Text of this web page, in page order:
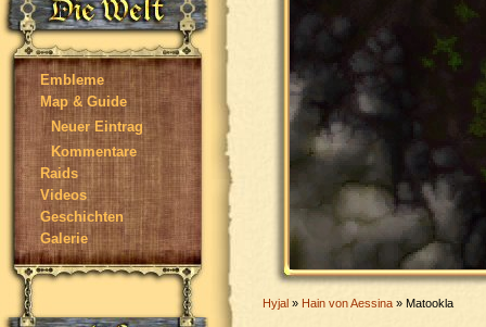
Embleme
Map & Guide
Neuer Eintrag
Kommentare
Raids
Videos
Geschichten
Galerie
Hyjal » Hain von Aessina » Matookla